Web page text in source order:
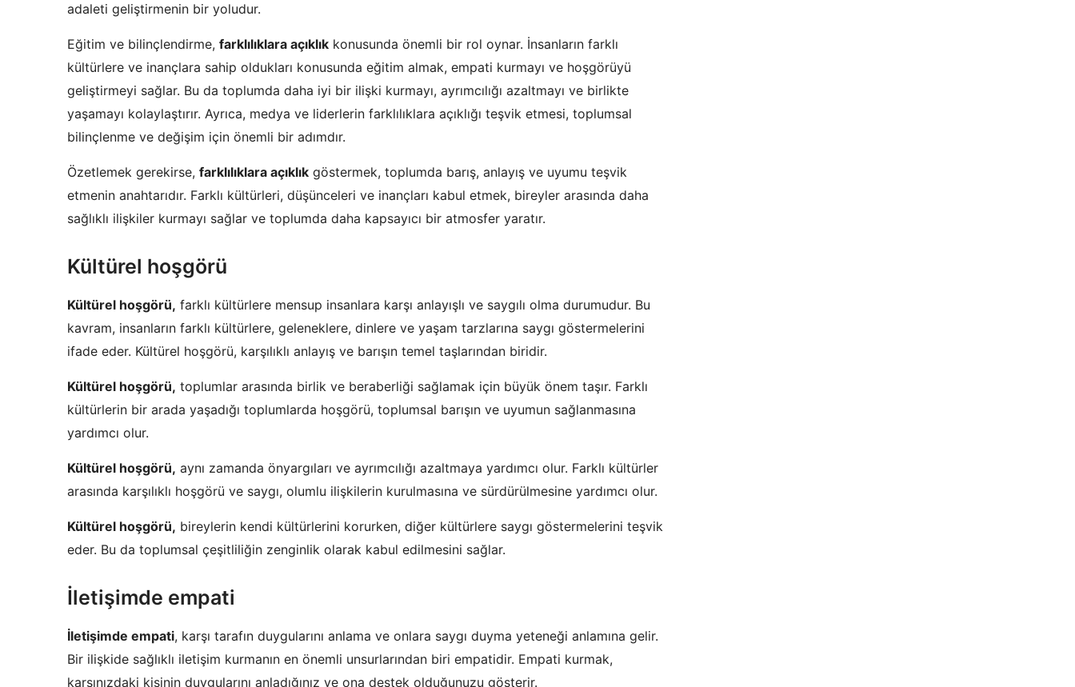
adaleti geliştirmenin bir yoludur.
Eğitim ve bilinçlendirme, farklılıklara açıklık konusunda önemli bir rol oynar. İnsanların farklı
kültürlere ve inançlara sahip oldukları konusunda eğitim almak, empati kurmayı ve hoşgörüyü
geliştirmeyi sağlar. Bu da toplumda daha iyi bir ilişki kurmayı, ayrımcılığı azaltmayı ve birlikte
yaşamayı kolaylaştırır. Ayrıca, medya ve liderlerin farklılıklara açıklığı teşvik etmesi, toplumsal
bilinçlenme ve değişim için önemli bir adımdır.
Özetlemek gerekirse, farklılıklara açıklık göstermek, toplumda barış, anlayış ve uyumu teşvik
etmenin anahtarıdır. Farklı kültürleri, düşünceleri ve inançları kabul etmek, bireyler arasında daha
sağlıklı ilişkiler kurmayı sağlar ve toplumda daha kapsayıcı bir atmosfer yaratır.
Kültürel hoşgörü
Kültürel hoşgörü, farklı kültürlere mensup insanlara karşı anlayışlı ve saygılı olma durumudur. Bu
kavram, insanların farklı kültürlere, geleneklere, dinlere ve yaşam tarzlarına saygı göstermelerini
ifade eder. Kültürel hoşgörü, karşılıklı anlayış ve barışın temel taşlarından biridir.
Kültürel hoşgörü, toplumlar arasında birlik ve beraberliği sağlamak için büyük önem taşır. Farklı
kültürlerin bir arada yaşadığı toplumlarda hoşgörü, toplumsal barışın ve uyumun sağlanmasına
yardımcı olur.
Kültürel hoşgörü, aynı zamanda önyargıları ve ayrımcılığı azaltmaya yardımcı olur. Farklı kültürler
arasında karşılıklı hoşgörü ve saygı, olumlu ilişkilerin kurulmasına ve sürdürülmesine yardımcı olur.
Kültürel hoşgörü, bireylerin kendi kültürlerini korurken, diğer kültürlere saygı göstermelerini teşvik
eder. Bu da toplumsal çeşitliliğin zenginlik olarak kabul edilmesini sağlar.
İletişimde empati
İletişimde empati, karşı tarafın duygularını anlama ve onlara saygı duyma yeteneği anlamına gelir.
Bir ilişkide sağlıklı iletişim kurmanın en önemli unsurlarından biri empatidir. Empati kurmak,
karşınızdaki kişinin duygularını anladığınız ve ona destek olduğunuzu gösterir.